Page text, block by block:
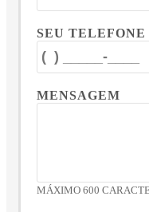
SEU TELEFONE
MENSAGEM
MÁXIMO 600